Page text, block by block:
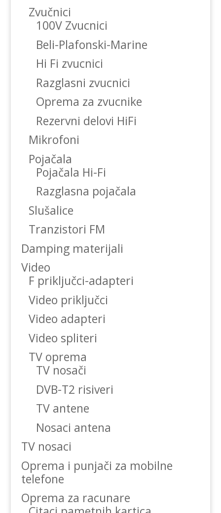
Zvučnici
100V Zvucnici
Beli-Plafonski-Marine
Hi Fi zvucnici
Razglasni zvucnici
Oprema za zvucnike
Rezervni delovi HiFi
Mikrofoni
Pojačala
Pojačala Hi-Fi
Razglasna pojačala
Slušalice
Tranzistori FM
Damping materijali
Video
F priključci-adapteri
Video priključci
Video adapteri
Video spliteri
TV oprema
TV nosači
DVB-T2 risiveri
TV antene
Nosaci antena
TV nosaci
Oprema i punjači za mobilne
telefone
Oprema za racunare